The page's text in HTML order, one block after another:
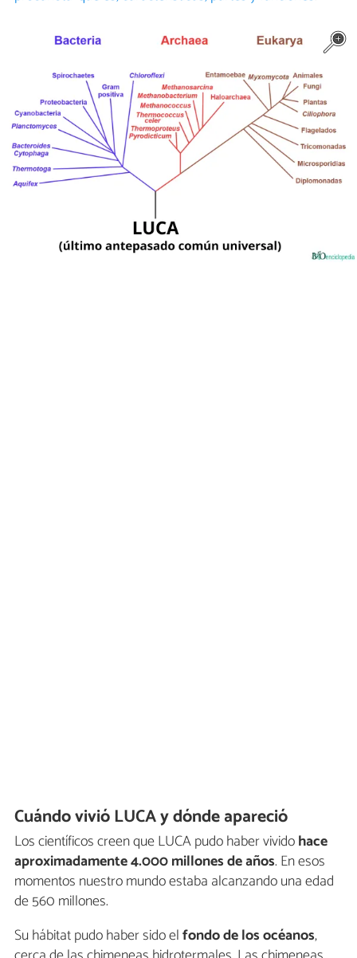
Cuándo vivió LUCA y dónde apareció
Los científicos creen que LUCA pudo haber vividohace
aproximadamente 4.000 millones de años. En esos
momentos nuestro mundo estaba alcanzando una edad
de 560 millones.
Su hábitat pudo haber sido elfondo de los océanos,